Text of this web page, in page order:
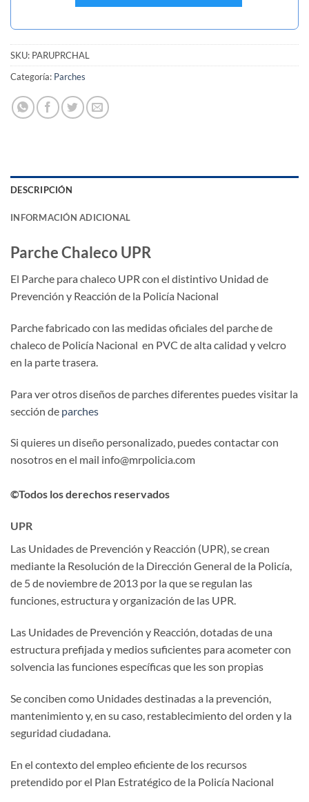
SKU: PARUPRCHAL
Categoría: Parches
DESCRIPCIÓN
INFORMACIÓN ADICIONAL
Parche Chaleco UPR
El Parche para chaleco UPR con el distintivo Unidad de
Prevención y Reacción de la Policía Nacional
Parche fabricado con las medidas oficiales del parche de
chaleco de Policía Nacional en PVC de alta calidad y velcro
en la parte trasera.
Para ver otros diseños de parches diferentes puedes visitar la
sección de parches
Si quieres un diseño personalizado, puedes contactar con
nosotros en el mail info@mrpolicia.com
©Todos los derechos reservados
UPR
Las Unidades de Prevención y Reacción (UPR), se crean
mediante la Resolución de la Dirección General de la Policía,
de 5 de noviembre de 2013 por la que se regulan las
funciones, estructura y organización de las UPR.
Las Unidades de Prevención y Reacción, dotadas de una
estructura prefijada y medios suficientes para acometer con
solvencia las funciones específicas que les son propias
Se conciben como Unidades destinadas a la prevención,
mantenimiento y, en su caso, restablecimiento del orden y la
seguridad ciudadana.
En el contexto del empleo eficiente de los recursos
pretendido por el Plan Estratégico de la Policía Nacional